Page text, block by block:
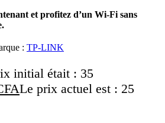
et profitez d’un Wi-Fi sans
: TP-LINK
initial était : 35
Le prix actuel est : 25